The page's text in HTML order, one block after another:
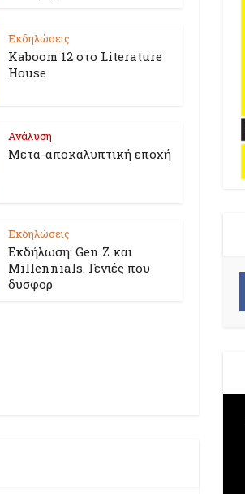
Εκδηλώσεις
Kaboom 12 στο Literature
House
Ανάλυση
Μετα-αποκαλυπτική εποχή
Εκδηλώσεις
Εκδήλωση: Gen Z και
Millennials. Γενιές που
δυσφορ